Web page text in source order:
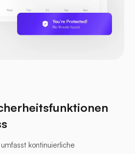
kontinuierliche